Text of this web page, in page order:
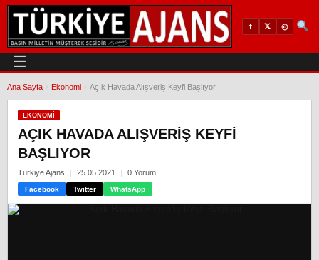
f 𝕏 ◎
☰
Ana Sayfa Ekonomi Açık Havada Alışveriş Keyfi Başlıyor
EKONOMI
AÇIK HAVADA ALIŞVERIŞ KEYFI
BAŞLIYOR
Türkiye Ajans 25.05.2021 0 Yorum
Facebook Twitter WhatsApp